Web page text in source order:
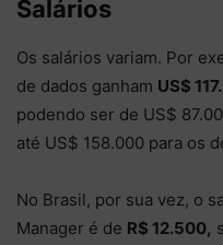
Salários
Os salários variam. Por
de dados ganham US$
podendo ser de US$
até US$ 158.000 para os
No Brasil, por sua vez, o
Manager é de R$ 12.500,